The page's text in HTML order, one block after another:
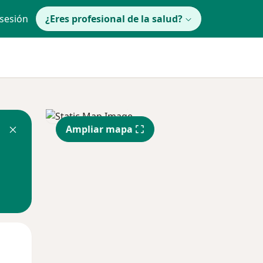
¿Eres profesional de la salud?
Ampliar mapa